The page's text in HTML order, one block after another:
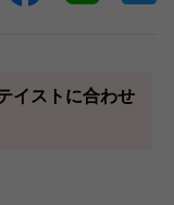
イストに合わせ